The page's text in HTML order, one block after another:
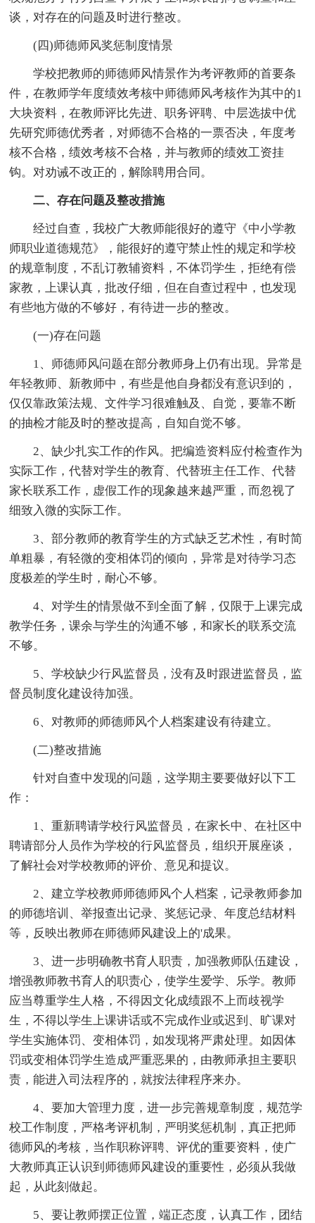
谈，对存在的问题及时进行整改。
(四)师德师风奖惩制度情景
学校把教师的师德师风情景作为考评教师的首要条
件，在教师学年度绩效考核中师德师风考核作为其中的1
大块资料，在教师评比先进、职务评聘、中层选拔中优
先研究师德优秀者，对师德不合格的一票否决，年度考
核不合格，绩效考核不合格，并与教师的绩效工资挂
钩。对劝诫不改正的，解除聘用合同。
二、存在问题及整改措施
经过自查，我校广大教师能很好的遵守《中小学教
师职业道德规范》，能很好的遵守禁止性的规定和学校
的规章制度，不乱订教辅资料，不体罚学生，拒绝有偿
家教，上课认真，批改仔细，但在自查过程中，也发现
有些地方做的不够好，有待进一步的整改。
(一)存在问题
1、师德师风问题在部分教师身上仍有出现。异常是
年轻教师、新教师中，有些是他自身都没有意识到的，
仅仅靠政策法规、文件学习很难触及、自觉，要靠不断
的抽检才能及时的整改提高，自知自觉不够。
2、缺少扎实工作的作风。把编造资料应付检查作为
实际工作，代替对学生的教育、代替班主任工作、代替
家长联系工作，虚假工作的现象越来越严重，而忽视了
细致入微的实际工作。
3、部分教师的教育学生的方式缺乏艺术性，有时简
单粗暴，有轻微的变相体罚的倾向，异常是对待学习态
度极差的学生时，耐心不够。
4、对学生的情景做不到全面了解，仅限于上课完成
教学任务，课余与学生的沟通不够，和家长的联系交流
不够。
5、学校缺少行风监督员，没有及时跟进监督员，监
督员制度化建设待加强。
6、对教师的师德师风个人档案建设有待建立。
(二)整改措施
针对自查中发现的问题，这学期主要要做好以下工
作：
1、重新聘请学校行风监督员，在家长中、在社区中
聘请部分人员作为学校的行风监督员，组织开展座谈，
了解社会对学校教师的评价、意见和提议。
2、建立学校教师师德师风个人档案，记录教师参加
的师德培训、举报查出记录、奖惩记录、年度总结材料
等，反映出教师在师德师风建设上的'成果。
3、进一步明确教书育人职责，加强教师队伍建设，
增强教师教书育人的职责心，使学生爱学、乐学。教师
应当尊重学生人格，不得因文化成绩跟不上而歧视学
生，不得以学生上课讲话或不完成作业或迟到、旷课对
学生实施体罚、变相体罚，如发现将严肃处理。如因体
罚或变相体罚学生造成严重恶果的，由教师承担主要职
责，能进入司法程序的，就按法律程序来办。
4、要加大管理力度，进一步完善规章制度，规范学
校工作制度，严格考评机制，严明奖惩机制，真正把师
德师风的考核，当作职称评聘、评优的重要资料，使广
大教师真正认识到师德师风建设的重要性，必须从我做
起，从此刻做起。
5、要让教师摆正位置，端正态度，认真工作，团结